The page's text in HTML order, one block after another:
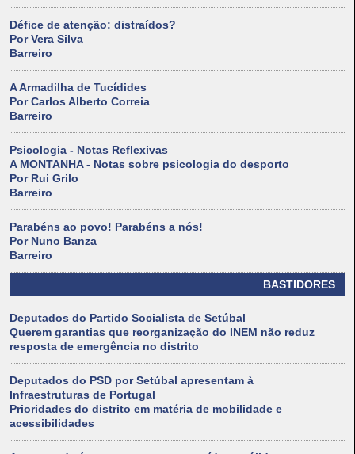
Défice de atenção: distraídos?
Por Vera Silva
Barreiro
A Armadilha de Tucídides
Por Carlos Alberto Correia
Barreiro
Psicologia - Notas Reflexivas
A MONTANHA - Notas sobre psicologia do desporto
Por Rui Grilo
Barreiro
Parabéns ao povo! Parabéns a nós!
Por Nuno Banza
Barreiro
BASTIDORES
Deputados do Partido Socialista de Setúbal
Querem garantias que reorganização do INEM não reduz
resposta de emergência no distrito
Deputados do PSD por Setúbal apresentam à
Infraestruturas de Portugal
Prioridades do distrito em matéria de mobilidade e
acessibilidades